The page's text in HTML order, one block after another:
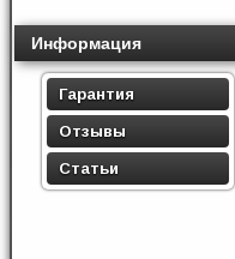
Информация
Гарантия
Отзывы
Статьи